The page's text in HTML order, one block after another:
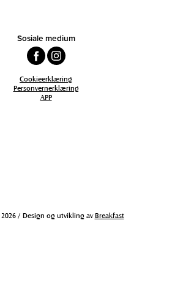
Sosiale medium
Cookieerklæring
Personvernerklæring
APP
/ Design og utvikling avBreakfast